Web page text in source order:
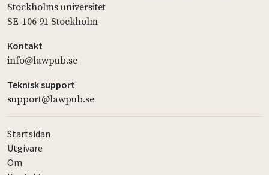
Stockholms universitet
SE-106 91 Stockholm
Kontakt
info@lawpub.se
Teknisk support
support@lawpub.se
Startsidan
Utgivare
Om